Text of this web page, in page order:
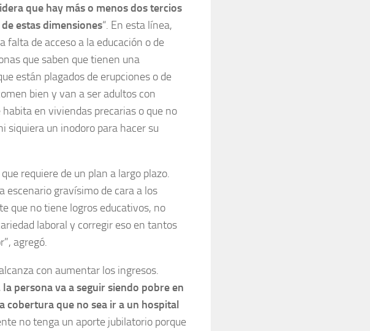
que hay más o menos dos tercios
estas dimensiones“. En esta línea,
falta de acceso a la educación o de
que saben que tienen una
están plagados de erupciones o de
bien y van a ser adultos con
en viviendas precarias o que no
siquiera un inodoro para hacer su
requiere de un plan a largo plazo.
escenario gravísimo de cara a los
que no tiene logros educativos, no
laboral y corregir eso en tantos
agregó.
con aumentar los ingresos.
persona va a seguir siendo pobre en
cobertura que no sea ir a un hospital
no tenga un aporte jubilatorio porque